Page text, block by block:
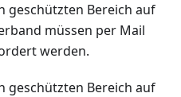
geschützten Bereich auf
müssen per Mail
werden.
geschützten Bereich auf